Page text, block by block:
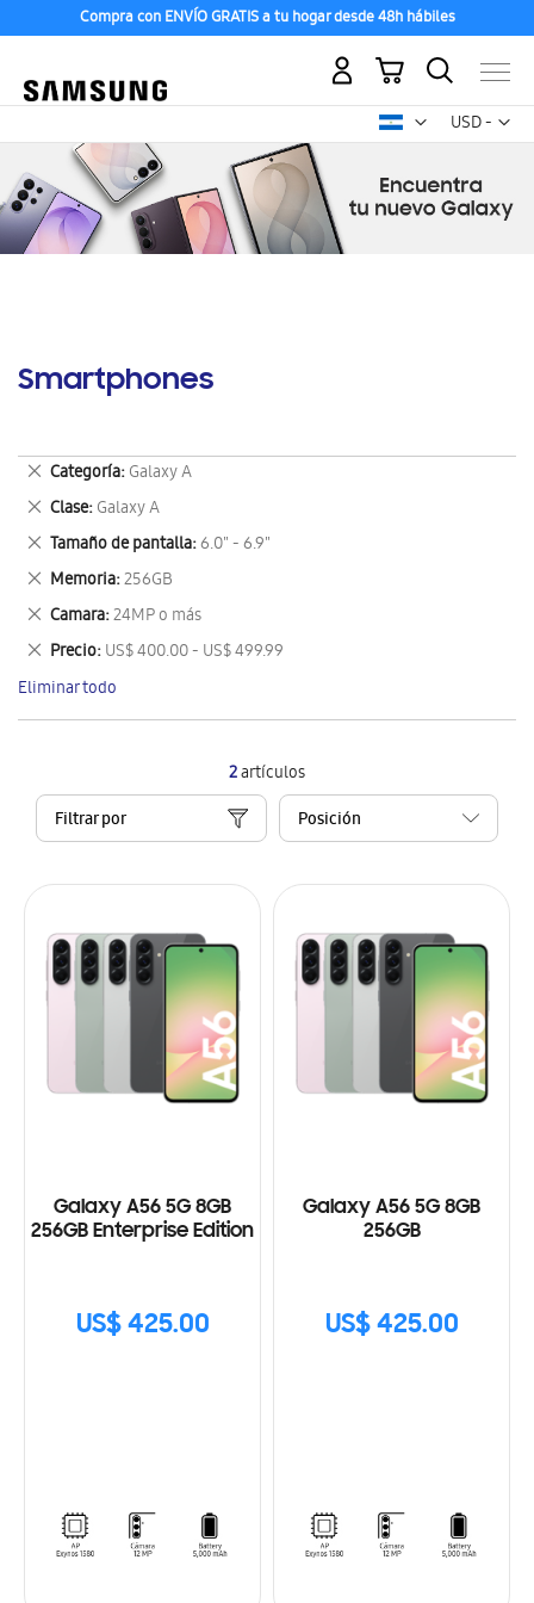
Compra con ENVÍO GRATIS a tu hogar desde 48h hábiles
USD -
dólar
Mi carrito
Smartphones
2artículos
Filtrar por
Galaxy A56 5G 8GB
256GB Enterprise Edition
US$ 425.00
Galaxy A56 5G 8GB
256GB
US$ 425.00
Categoría Galaxy A
Eliminar
este
artículo
Clase Galaxy A
Eliminar
este
artículo
Tamaño de pantalla 6.0" - 6.9"
Eliminar
este
artículo
Memoria 256GB
Eliminar
este
artículo
Camara 24MP o más
Eliminar
este
artículo
Precio US$ 400.00 - US$ 499.99
Eliminar
este
artículo
Eliminar todo